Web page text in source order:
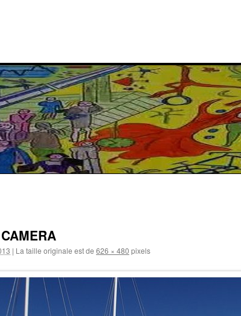
| La taille originale est de 626 × 480 pixels